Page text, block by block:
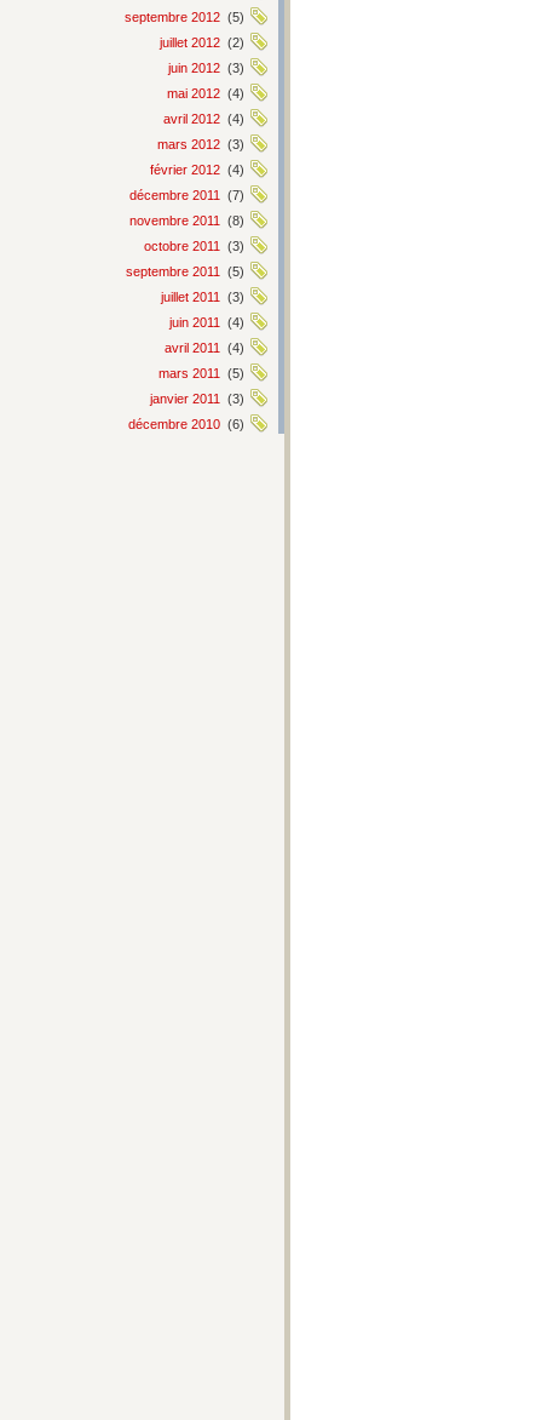
septembre 2012 (5)
juillet 2012 (2)
juin 2012 (3)
mai 2012 (4)
avril 2012 (4)
mars 2012 (3)
février 2012 (4)
décembre 2011
(7)
novembre 2011
(8)
octobre 2011
(3)
septembre 2011
(5)
juillet 2011
(3)
juin 2011
(4)
avril 2011
(4)
mars 2011
(5)
janvier 2011
(3)
décembre 2010 (6)